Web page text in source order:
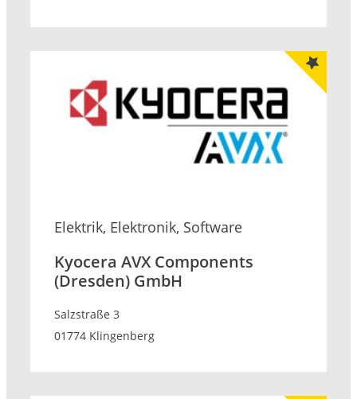
Elektrik, Elektronik, Software
Kyocera AVX Components
(Dresden) GmbH
Salzstraße 3
01774 Klingenberg